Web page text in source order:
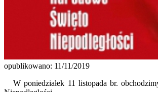
opublikowano: 11/11/2019
W poniedziałek 11 listopada br.